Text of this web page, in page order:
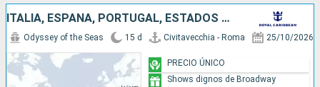
ITALIA, ESPAÑA, PORTUGAL, ESTADOS UNIDOS
Odyssey of the Seas 15 d Civitavecchia - Roma 25/10/2026
PRECIO ÚNICO
Shows dignos de Broadway